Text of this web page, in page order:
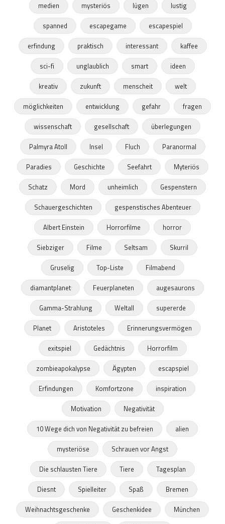
medien
mysteriös lügen
lustig
spanned
escapegame
escapespiel
erfindung
praktisch interessant
kaffee
sci-fi
unglaublich smart
ideen
kreativ
zukunft menscheit
welt
möglichkeiten
entwicklung gefahr
fragen
wissenschaft
gesellschaft
überlegungen
Palmyra Atoll
Insel Fluch
Paranormal
Paradies
Geschichte Seefahrt
Myteriös
Schatz
Mord unheimlich
Gespenstern
Schauergeschichten
gespenstisches Abenteuer
Albert Einstein
Horrorfilme
horror
Siebziger
Filme Seltsam
Skurril
Gruselig
Top-Liste
Filmabend
diamantplanet
Feuerplaneten
augesaurons
Gamma-Strahlung
Weltall
supererde
Planet
Aristoteles
Erinnerungsvermögen
exitspiel
Gedächtnis
Horrorfilm
zombieapokalypse
Ägypten
escapspiel
Erfindungen
Komfortzone
inspiration
Motivation
Negativität
10 Wege dich von Negativität zu befreien
alien
mysteriöse
Schrauen vor Angst
Die schlausten Tiere
Tiere
Tagesplan
Diesnt
Spielleiter Spaß
Bremen
Weihnachtsgeschenke
Geschenkidee
München